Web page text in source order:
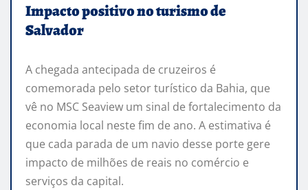
Impacto positivo no turismo de
Salvador
A chegada antecipada de cruzeiros é
comemorada pelo setor turístico da Bahia, que
vê no MSC Seaview um sinal de fortalecimento da
economia local neste fim de ano. A estimativa é
que cada parada de um navio desse porte gere
impacto de milhões de reais no comércio e
serviços da capital.